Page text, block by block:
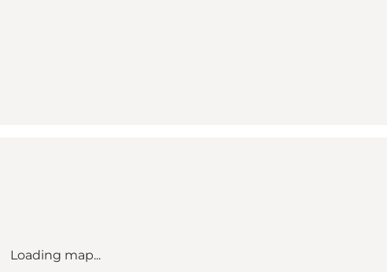
Loading map...